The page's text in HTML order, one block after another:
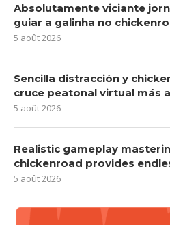
Absolutamente viciante
guiar a galinha no
5 août 2026
Sencilla distracción y
cruce peatonal virtual más
5 août 2026
Realistic gameplay
chickenroad provides
5 août 2026